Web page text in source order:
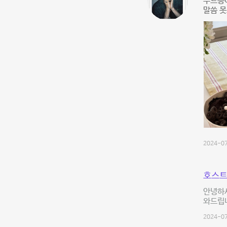
말씀
2024-
호스
안녕하
와드립
2024-